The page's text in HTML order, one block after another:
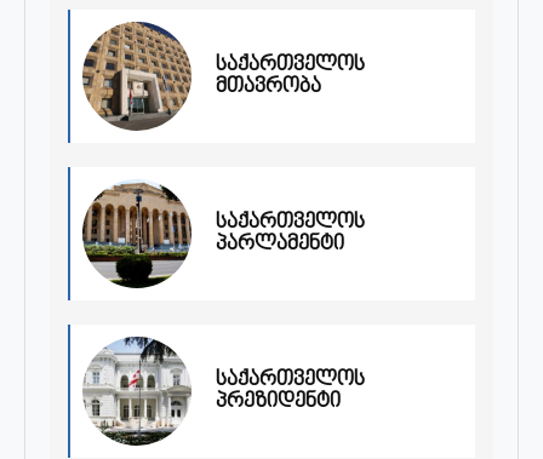
საქართველოს
მთავრობა
საქართველოს
პარლამენტი
საქართველოს
პრეზიდენტი